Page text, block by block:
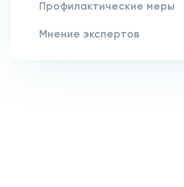
Профилактические меры
Мнение экспертов